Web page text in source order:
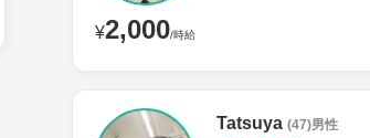
¥2,000/時給
Tatsuya (47)男性